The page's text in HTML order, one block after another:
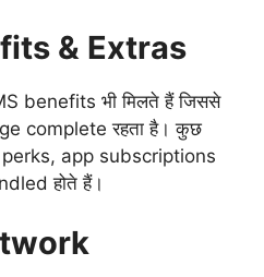
& Extras
benefits भी मिलते हैं जिससे
complete रहता है। कुछ
app subscriptions
होते हैं।